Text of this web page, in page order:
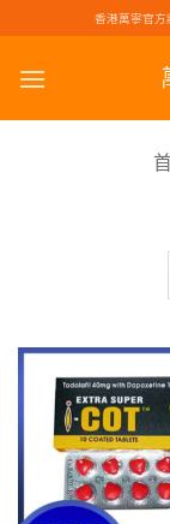
to
content
香港萬寧官方